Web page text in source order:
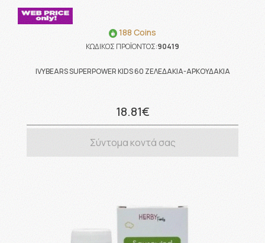
188 Coins
ΚΩΔΙΚΟΣ ΠΡΟΪΟΝΤΟΣ:90419
IVYBEARS SUPERPOWER KIDS 60 ΖΕΛΕΔΑΚΙΑ-ΑΡΚΟΥΔΑΚΙΑ
18.81€
Σύντομα κοντά σας